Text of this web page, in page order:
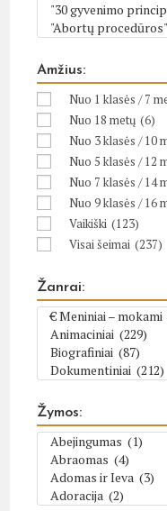
Amžius:
Nuo 1 klasės / 7
Nuo 18 metų (6)
Nuo 3 klasės / 10
Nuo 5 klasės / 12
Nuo 7 klasės / 14
Nuo 9 klasės / 16
Vaikiški (123)
Visai šeimai (237)
Žanrai:
Žymos: